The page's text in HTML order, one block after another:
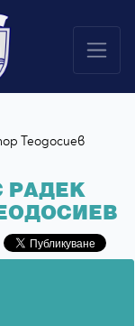
Теодосиев
РАДЕК